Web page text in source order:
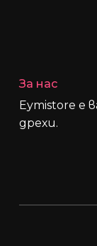
За нас
Eymistore е
дрехи.